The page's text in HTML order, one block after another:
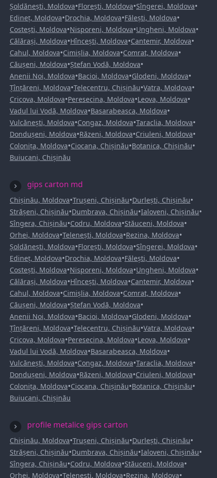
Șoldănești, Moldova•Florești, Moldova•Sîngerei, Moldova•
Edineț, Moldova•Drochia, Moldova•Fălești, Moldova•
Costești, Moldova•Nisporeni, Moldova•Ungheni, Moldova•
Călărași, Moldova•Hîncești, Moldova•Cantemir, Moldova•
Cahul, Moldova•Cimișlia, Moldova•Comrat, Moldova•
Căușeni, Moldova•Ștefan Vodă, Moldova•
Anenii Noi, Moldova•Bacioi, Moldova•Glodeni, Moldova•
Țînțăreni, Moldova•Telecentru, Chișinău•Vatra, Moldova•
Cricova, Moldova•Peresecina, Moldova•Leova, Moldova•
Vadul lui Vodă, Moldova•Basarabeasca, Moldova•
Vulcănești, Moldova•Congaz, Moldova•Taraclia, Moldova•
Dondușeni, Moldova•Răzeni, Moldova•Criuleni, Moldova•
Colonița, Moldova•Ciocana, Chișinău•Botanica, Chișinău•
Buiucani, Chișinău
gips carton md
Chișinău, Moldova•Trușeni, Chișinău•Durlești, Chișinău•
Strășeni, Chișinău•Dumbrava, Chișinău•Ialoveni, Chișinău•
Sîngera, Chișinău•Codru, Moldova•Stăuceni, Moldova•
Orhei, Moldova•Telenești, Moldova•Rezina, Moldova•
Șoldănești, Moldova•Florești, Moldova•Sîngerei, Moldova•
Edineț, Moldova•Drochia, Moldova•Fălești, Moldova•
Costești, Moldova•Nisporeni, Moldova•Ungheni, Moldova•
Călărași, Moldova•Hîncești, Moldova•Cantemir, Moldova•
Cahul, Moldova•Cimișlia, Moldova•Comrat, Moldova•
Căușeni, Moldova•Ștefan Vodă, Moldova•
Anenii Noi, Moldova•Bacioi, Moldova•Glodeni, Moldova•
Țînțăreni, Moldova•Telecentru, Chișinău•Vatra, Moldova•
Cricova, Moldova•Peresecina, Moldova•Leova, Moldova•
Vadul lui Vodă, Moldova•Basarabeasca, Moldova•
Vulcănești, Moldova•Congaz, Moldova•Taraclia, Moldova•
Dondușeni, Moldova•Răzeni, Moldova•Criuleni, Moldova•
Colonița, Moldova•Ciocana, Chișinău•Botanica, Chișinău•
Buiucani, Chișinău
profile metalice gips carton
Chișinău, Moldova•Trușeni, Chișinău•Durlești, Chișinău•
Strășeni, Chișinău•Dumbrava, Chișinău•Ialoveni, Chișinău•
Sîngera, Chișinău•Codru, Moldova•Stăuceni, Moldova•
Orhei, Moldova•Telenești, Moldova•Rezina, Moldova•